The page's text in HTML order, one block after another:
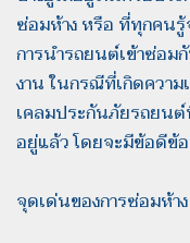
ซ่อมห้าง หรือ ที่ทุกคน
การนำรถยนต์เข้าซ่อม
งาน ในกรณีที่เกิดควา
เคลมประกันภัยรถยนต์
อยู่แล้ว โดยจะมีข้อดีข้
จุดเด่นของการซ่อมห้าง